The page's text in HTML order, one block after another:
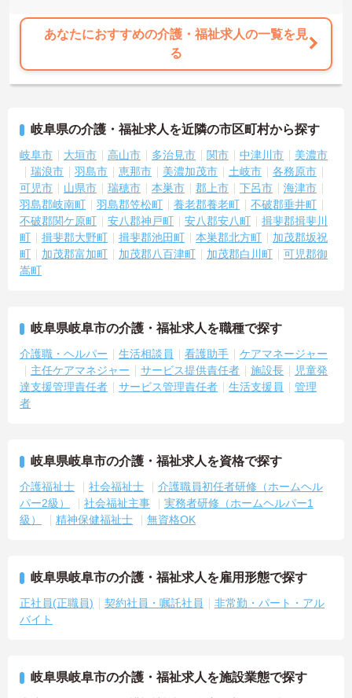
あなたにおすすめの介護・福祉求人の一覧を見
る
岐阜県の介護・福祉求人を近隣の市区町村から探す
岐阜市 大垣市 高山市 多治見市 関市 中津川市
美濃市
瑞浪市
羽島市 恵那市 美濃加茂市 土岐市
各務原市
可児市
山県市 瑞穂市 本巣市 郡上市 下呂市
海津市
羽島郡岐南町
羽島郡笠松町 養老郡養老町
不破郡垂井町
不破郡関ケ原町
安八郡神戸町 安八郡安八町
揖斐郡揖斐川
町
揖斐郡大野町 揖斐郡池田町 本巣郡北方町
加茂郡坂祝
町
加茂郡富加町 加茂郡八百津町 加茂郡白川町
可児郡御
嵩町
岐阜県岐阜市の介護・福祉求人を職種で探す
介護職・ヘルパー 生活相談員 看護助手
ケアマネージャー
主任ケアマネジャー
サービス提供責任者 施設長
児童発
達支援管理責任者
サービス管理責任者 生活支援員
管理
者
岐阜県岐阜市の介護・福祉求人を資格で探す
介護福祉士 社会福祉士
介護職員初任者研修（ホームヘル
パー2級）
社会福祉主事
実務者研修（ホームヘルパー1
級）
精神保健福祉士 無資格OK
岐阜県岐阜市の介護・福祉求人を雇用形態で探す
正社員(正職員) 契約社員・嘱託社員
非常勤・パート・アル
バイト
岐阜県岐阜市の介護・福祉求人を施設業態で探す